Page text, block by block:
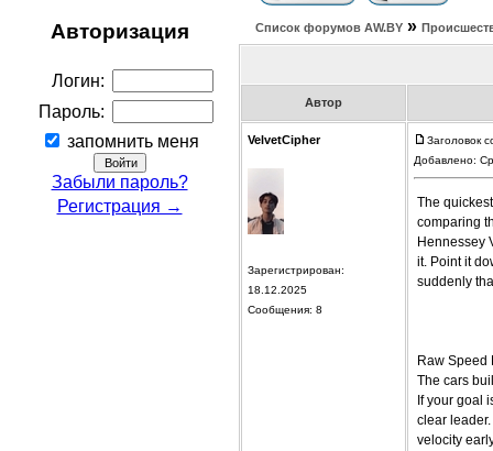
Авторизация
Логин:
Пароль:
запомнить меня
Забыли пароль?
Регистрация →
Список форумов АW.BY »
Автор
VelvetCipher
Зарегистрирован:
18.12.2025
Сообщения: 8
Заголовок
Добавлено:
The
comparing
Hennessey
it. Point it
suddenly
Raw Speed
The cars
If your goal
clear
velocity